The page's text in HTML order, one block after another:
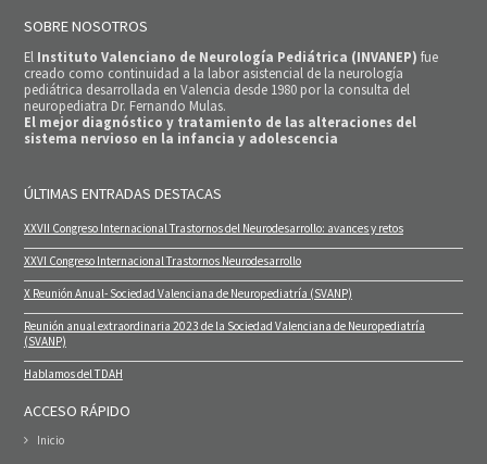
SOBRE NOSOTROS
El Instituto Valenciano de Neurología Pediátrica (INVANEP) fue
creado como continuidad a la labor asistencial de la neurología
pediátrica desarrollada en Valencia desde 1980 por la consulta del
neuropediatra Dr. Fernando Mulas.
El mejor diagnóstico y tratamiento de las alteraciones del
sistema nervioso en la infancia y adolescencia
ÚLTIMAS ENTRADAS DESTACAS
XXVII Congreso Internacional Trastornos del Neurodesarrollo: avances y retos
XXVI Congreso Internacional Trastornos Neurodesarrollo
X Reunión Anual- Sociedad Valenciana de Neuropediatría (SVANP)
Reunión anual extraordinaria 2023 de la Sociedad Valenciana de Neuropediatría
(SVANP)
Hablamos del TDAH
ACCESO RÁPIDO
Inicio